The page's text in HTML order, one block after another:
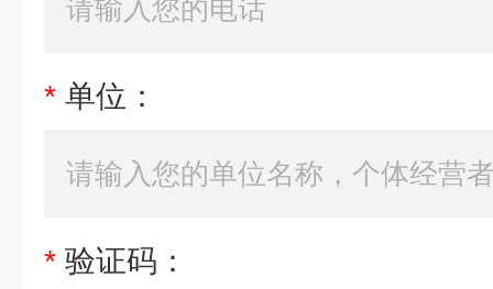
* 单位：
* 验证码：